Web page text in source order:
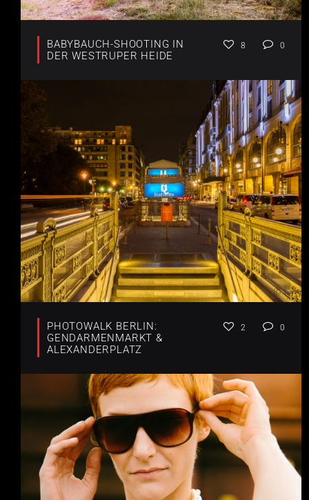
BABYBAUCH-SHOOTING IN
DER WESTRUPER HEIDE
8 0
PHOTOWALK BERLIN:
GENDARMENMARKT &
ALEXANDERPLATZ
2 0